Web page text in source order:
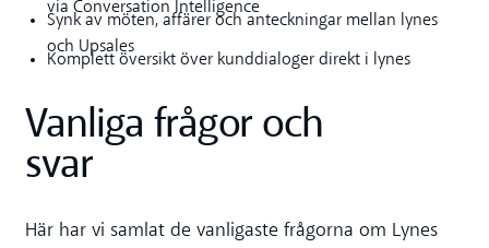
via Conversation Intelligence
Synk av möten, affärer och anteckningar mellan lynes
och Upsales
Komplett översikt över kunddialoger direkt i lynes
Vanliga frågor och
svar
Här har vi samlat de vanligaste frågorna om Lynes